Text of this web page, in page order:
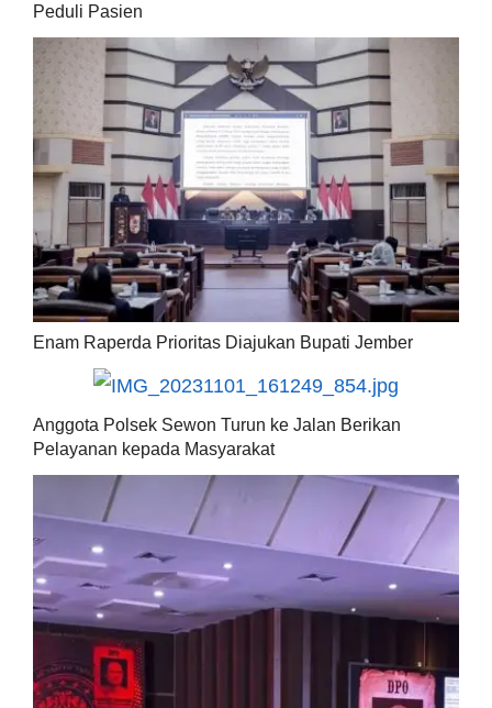
Peduli Pasien
Enam Raperda Prioritas Diajukan Bupati Jember
Anggota Polsek Sewon Turun ke Jalan Berikan
Pelayanan kepada Masyarakat